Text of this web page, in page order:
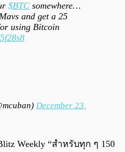
$BTC somewhere…
and get a 25
using Bitcoin
December 23,
Weekly “สำหรับทุก ๆ 150